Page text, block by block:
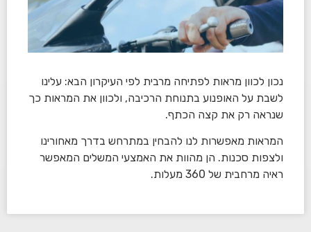
נכון לכוון מראות לפתיחה מרבית לפי העיקרון הבא: עלינו
לשבת על האופנוע בתנוחת הרכיבה, ולכוון את המראות כך
שנראה רק את קצה הכתף.
המראות מאפשרות לנו להבחין במתרחש בדרך מאחורינו
ולצפות סכנות. הן מהוות את האמצעי המשלים המאפשר
ראיה מרחבית של 360 מעלות.